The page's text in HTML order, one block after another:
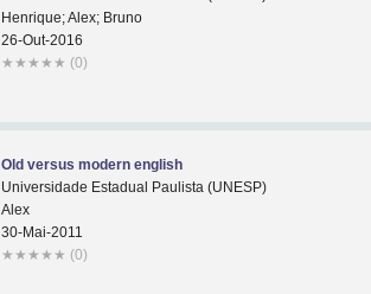
Henrique; Alex; Bruno
26-Out-2016
★ ★ ★ ★ ★ (0)
Old versus modern english
Universidade Estadual Paulista (UNESP)
Alex
30-Mai-2011
★ ★ ★ ★ ★ (0)